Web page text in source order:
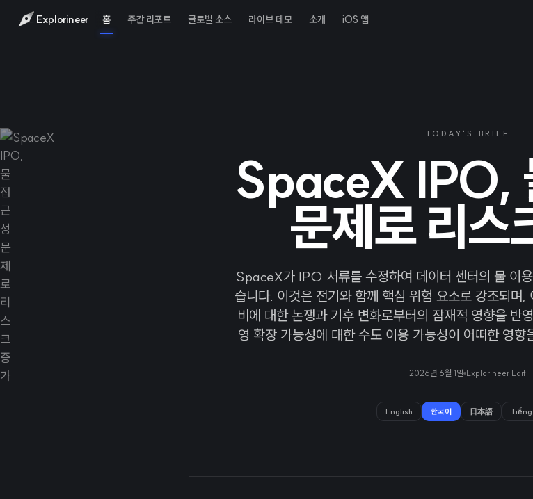
Explorineer 홈 주간 리포트 글로벌 소스 라이브 데모 소개 iOS 앱
TODAY'S BRIEF
SpaceX IPO,
문제로 리스
SpaceX가 IPO 서류를 수정하여 데이터 센터의 물 이
습니다. 이것은 전기와 함께 핵심 위험 요소로 강조되며
비에 대한 논쟁과 기후 변화로부터의 잠재적 영향을 반
영 확장 가능성에 대한 수도 이용 가능성이 어떠한 영향
2026년 6월 1일 Explorineer Edit
English 한국어 日本語